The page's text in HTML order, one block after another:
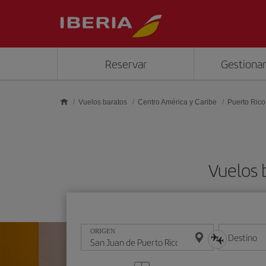
Reservar
Vuelos baratos Centro América y Caribe Puerto Rico
Vuelos
ORIGEN Destino